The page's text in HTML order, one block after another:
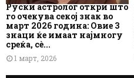
Руски астролог откри што
го очекува секој знак во
март 2026 година: Овие 3
знаци ќе имаат најмногу
среќа, сè...
1 март, 2026